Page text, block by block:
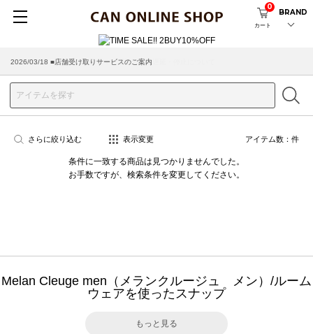
カート
0
BRAND
2026/03/18 ■店舗受け取りサービスのご案内
さらに絞り込む 表示変更 アイテム数： 件
条件に一致する商品は見つかりませんでした。
お手数ですが、検索条件を変更してください。
Melan Cleuge men（メランクルージュ メン）/ルーム
ウェアを使ったスナップ
もっと見る